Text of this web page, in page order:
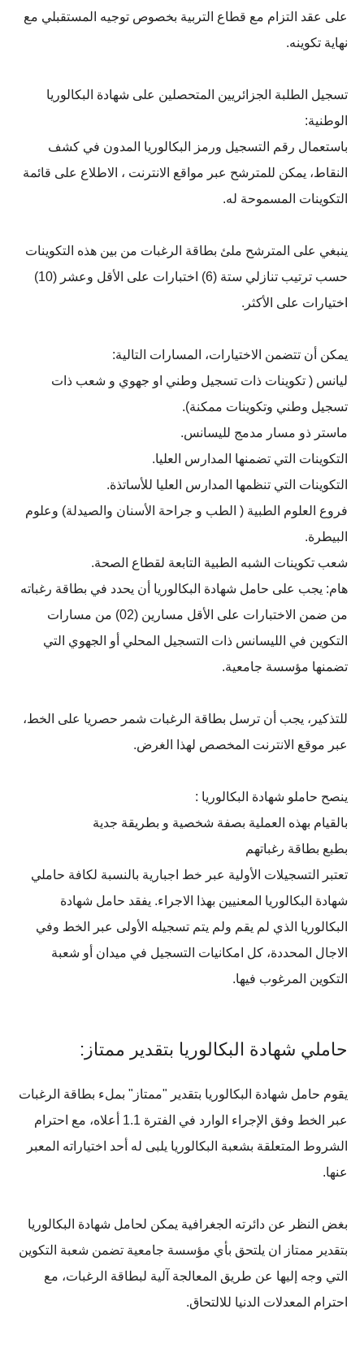
على عقد التزام مع قطاع التربية بخصوص توجيه المستقبلي مع
نهاية تكوينه.
تسجيل الطلبة الجزائريين المتحصلين على شهادة البكالوريا
الوطنية:
باستعمال رقم التسجيل ورمز البكالوريا المدون في كشف
النقاط، يمكن للمترشح عبر مواقع الانترنت ، الاطلاع على قائمة
التكوينات المسموحة له.
ينبغي على المترشح ملئ بطاقة الرغبات من بين هذه التكوينات
حسب ترتيب تنازلي ستة (6) اختبارات على الأقل وعشر (10)
اختيارات على الأكثر.
يمكن أن تتضمن الاختيارات، المسارات التالية:
ليانس ( تكوينات ذات تسجيل وطني او جهوي و شعب ذات
تسجيل وطني وتكوينات ممكنة).
ماستر ذو مسار مدمج لليسانس.
التكوينات التي تضمنها المدارس العليا.
التكوينات التي تنظمها المدارس العليا للأساتذة.
فروع العلوم الطبية ( الطب و جراحة الأسنان والصيدلة) وعلوم
البيطرة.
شعب تكوينات الشبه الطبية التابعة لقطاع الصحة.
هام: يجب على حامل شهادة البكالوريا أن يحدد في بطاقة رغباته
من ضمن الاختبارات على الأقل مسارين (02) من مسارات
التكوين في الليسانس ذات التسجيل المحلي أو الجهوي التي
تضمنها مؤسسة جامعية.
للتذكير، يجب أن ترسل بطاقة الرغبات شمر حصريا على الخط،
عبر موقع الانترنت المخصص لهذا الغرض.
ينصح حاملو شهادة البكالوريا :
بالقيام بهذه العملية بصفة شخصية و بطريقة جدية
بطبع بطاقة رغباتهم
تعتبر التسجيلات الأولية عبر خط اجبارية بالنسبة لكافة حاملي
شهادة البكالوريا المعنيين بهذا الاجراء. يفقد حامل شهادة
البكالوريا الذي لم يقم ولم يتم تسجيله الأولى عبر الخط وفي
الاجال المحددة، كل امكانيات التسجيل في ميدان أو شعبة
التكوين المرغوب فيها.
حاملي شهادة البكالوريا بتقدير ممتاز:
يقوم حامل شهادة البكالوريا بتقدير "ممتاز" بملء بطاقة الرغبات
عبر الخط وفق الإجراء الوارد في الفترة 1.1 أعلاه، مع احترام
الشروط المتعلقة بشعبة البكالوريا يلبى له أحد اختياراته المعبر
عنها.
بغض النظر عن دائرته الجغرافية يمكن لحامل شهادة البكالوريا
بتقدير ممتاز ان يلتحق بأي مؤسسة جامعية تضمن شعبة التكوين
التي وجه إليها عن طريق المعالجة آلية لبطاقة الرغبات، مع
احترام المعدلات الدنيا للالتحاق.